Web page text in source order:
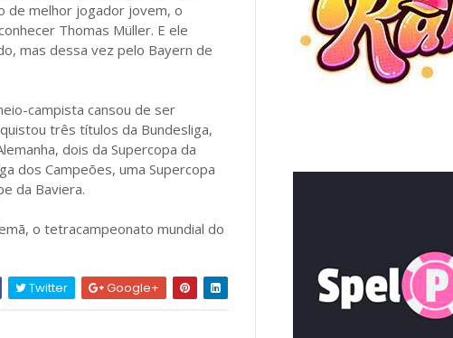
de melhor jogador jovem, o
Thomas Müller. E ele
mas dessa vez pelo Bayern de
campista cansou de ser
três títulos da Bundesliga,
dois da Supercopa da
dos Campeões, uma Supercopa
da Baviera.
o tetracampeonato mundial do
Twitter Google+